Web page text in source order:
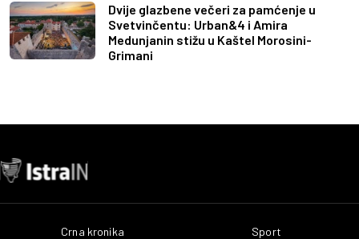
Dvije glazbene večeri za pamćenje u
Svetvinčentu: Urban&4 i Amira
Medunjanin stižu u Kaštel Morosini-
Grimani
Crna kronika Sport